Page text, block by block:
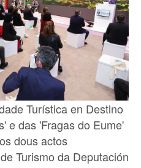
Turística en Destino
e das 'Fragas do Eume'
dous actos
Turismo da Deputación